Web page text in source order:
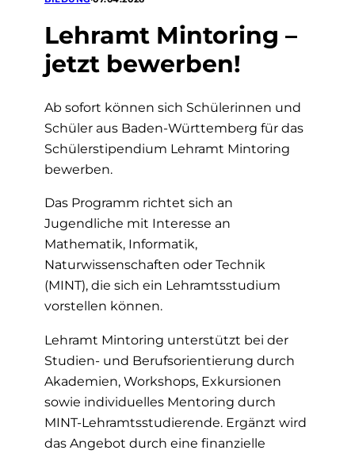
Lehramt Mintoring –
jetzt bewerben!
Ab sofort können sich Schülerinnen und
Schüler aus Baden‑Württemberg für das
Schülerstipendium Lehramt Mintoring
bewerben.
Das Programm richtet sich an
Jugendliche mit Interesse an
Mathematik, Informatik,
Naturwissenschaften oder Technik
(MINT), die sich ein Lehramtsstudium
vorstellen können.
Lehramt Mintoring unterstützt bei der
Studien- und Berufsorientierung durch
Akademien, Workshops, Exkursionen
sowie individuelles Mentoring durch
MINT‑Lehramtsstudierende. Ergänzt wird
das Angebot durch eine finanzielle